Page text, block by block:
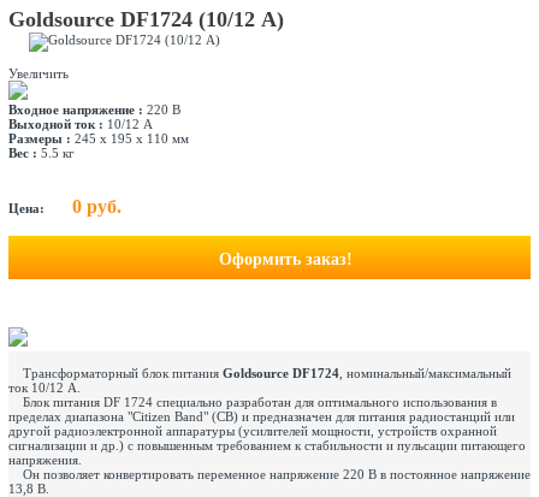
Goldsource DF1724 (10/12 А)
Увеличить
Входное напряжение : 220 В
Выходной ток : 10/12 А
Размеры : 245 х 195 х 110 мм
Вес : 5.5 кг
Цена: 0 руб.
Оформить заказ!
Трансформаторный блок питания Goldsource DF1724 , номинальный/максимальный
ток 10/12 А.
Блок питания DF 1724 специально разработан для оптимального использования в
пределах диапазона "Citizen Band" (CB) и предназначен для питания радиостанций или
другой радиоэлектронной аппаратуры (усилителей мощности, устройств охранной
сигнализации и др.) с повышенным требованием к стабильности и пульсации питающего
напряжения.
Он позволяет конвертировать переменное напряжение 220 В в постоянное напряжение
13,8 В.